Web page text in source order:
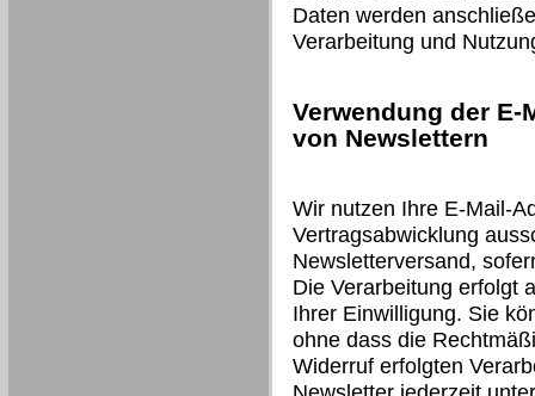
Daten werden
Verarbeitung und
Verwendung der
von Newslettern
Wir nutzen Ihre E-Mail-
Vertragsabwicklung
Newsletterversand,
Die Verarbeitung erfolgt
Ihrer Einwilligung. Sie
ohne dass die
Widerruf erfolgten